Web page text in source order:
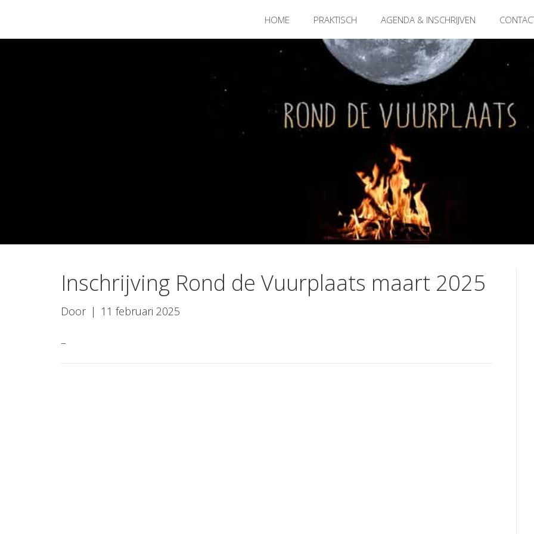
HOME PRAKTISCH AGENDA & INSCHRIJVEN
Inschrijving Rond de Vuurplaats maart 2025
Door | 11 februari 2025
–